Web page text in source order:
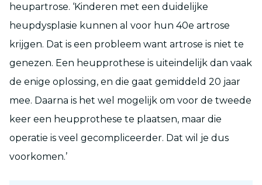
heupartrose. ‘Kinderen met een duidelijke
heupdysplasie kunnen al voor hun 40e artrose
krijgen. Dat is een probleem want artrose is niet te
genezen. Een heupprothese is uiteindelijk dan vaak
de enige oplossing, en die gaat gemiddeld 20 jaar
mee. Daarna is het wel mogelijk om voor de tweede
keer een heupprothese te plaatsen, maar die
operatie is veel gecompliceerder. Dat wil je dus
voorkomen.’